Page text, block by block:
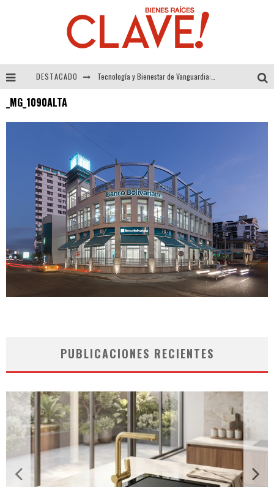
DESTACADO
Alexandra Bedoya – La Constancia detrás de La Paletería
_MG_1090ALTA
PUBLICACIONES RECIENTES